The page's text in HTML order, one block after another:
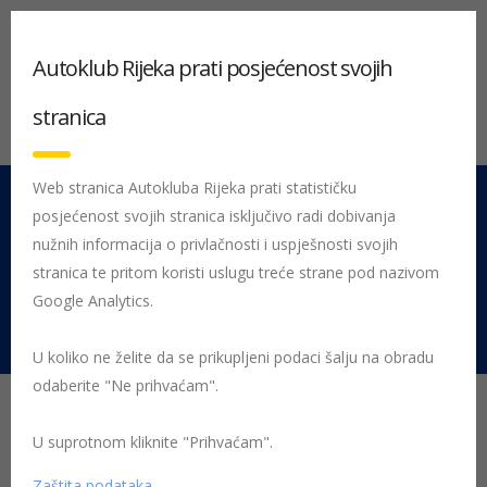
051 212 442 Centrala
Pon - Pet 08:00 - 16:00
Rujevica 9/1, 51000 Rijeka
Zaleđena stakla na
automobilu - kako si
Autoklub Rijeka prati posjećenost svojih
stranica
Web stranica Autokluba Rijeka prati statističku
posjećenost svojih stranica isključivo radi dobivanja
nužnih informacija o privlačnosti i uspješnosti svojih
stranica te pritom koristi uslugu treće strane pod nazivom
Google Analytics.
U koliko ne želite da se prikupljeni podaci šalju na obradu
odaberite "Ne prihvaćam".
U suprotnom kliknite "Prihvaćam".